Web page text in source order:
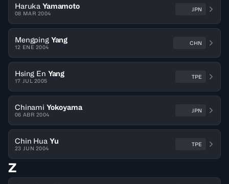
Haruka Yamamoto
08 MAR 2004
JPN
Mengping Yang
12 ENE 2004
CHN
Hsing En Yang
17 JUL 2005
TPE
Chinami Yokoyama
06 ABR 2004
JPN
Chin Hua Yu
23 JUN 2004
TPE
Z